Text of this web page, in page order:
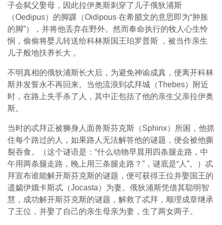
子会弑父娶母，因此拉伊奥斯刺穿了儿子俄狄浦斯
（Oedipus）的脚踝（Oidipous 在希腊文的意思即为“肿胀
的脚”），并将他丢弃在野外。然而奉命执行的牧人心生怜
悯，偷偷将婴儿转送给科林斯国王珀罗普斯 ，被当作亲生
儿子般地扶养长大 。
不明真相的俄狄浦斯长大后，为避免神谕成真，便离开科林
斯并发誓永不再回来。当他流浪到忒拜城（Thebes）附近
时，在路上失手杀了人，其中正包括了他的亲生父亲拉伊奥
斯。
当时的忒拜正被狮身人面兽斯芬克斯（Sphinx）所困，他抓
住每个路过的人，如果路人无法解答他的谜题，便会被他撕
裂吞食。（这个谜语是：“什么动物早晨用四条腿走路，中
午用两条腿走路，晚上用三条腿走路？”，谜底是“人”。）忒
拜宣布谁能解开斯芬克斯的谜题，便可获得王位并娶国王的
遗孀伊娥卡斯忒（Jocasta）为妻。俄狄浦斯凭借其聪明智
慧，成功解开斯芬克斯的谜题，解救了忒拜，顺理成章继承
了王位，并娶了自己的亲生母亲为妻，生了两女两子。